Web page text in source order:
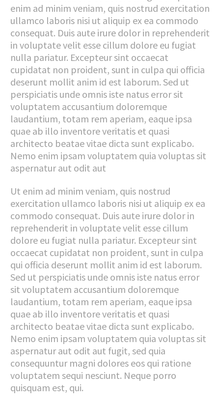
enim ad minim veniam, quis nostrud exercitation
ullamco laboris nisi ut aliquip ex ea commodo
consequat. Duis aute irure dolor in reprehenderit
in voluptate velit esse cillum dolore eu fugiat
nulla pariatur. Excepteur sint occaecat
cupidatat non proident, sunt in culpa qui officia
deserunt mollit anim id est laborum. Sed ut
perspiciatis unde omnis iste natus error sit
voluptatem accusantium doloremque
laudantium, totam rem aperiam, eaque ipsa
quae ab illo inventore veritatis et quasi
architecto beatae vitae dicta sunt explicabo.
Nemo enim ipsam voluptatem quia voluptas sit
aspernatur aut odit aut
Ut enim ad minim veniam, quis nostrud
exercitation ullamco laboris nisi ut aliquip ex ea
commodo consequat. Duis aute irure dolor in
reprehenderit in voluptate velit esse cillum
dolore eu fugiat nulla pariatur. Excepteur sint
occaecat cupidatat non proident, sunt in culpa
qui officia deserunt mollit anim id est laborum.
Sed ut perspiciatis unde omnis iste natus error
sit voluptatem accusantium doloremque
laudantium, totam rem aperiam, eaque ipsa
quae ab illo inventore veritatis et quasi
architecto beatae vitae dicta sunt explicabo.
Nemo enim ipsam voluptatem quia voluptas sit
aspernatur aut odit aut fugit, sed quia
consequuntur magni dolores eos qui ratione
voluptatem sequi nesciunt. Neque porro
quisquam est, qui.